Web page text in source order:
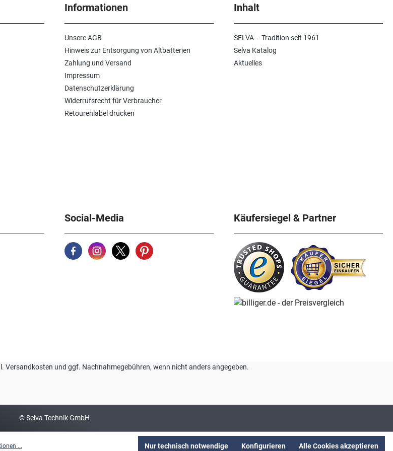
Informationen
Unsere AGB
Hinweis zur Entsorgung von Altbatterien
Zahlung und Versand
Impressum
Datenschutzerklärung
Widerrufsrecht für Verbraucher
Retourenlabel drucken
Inhalt
SELVA – Tradition seit 1961
Selva Katalog
Aktuelles
Social-Media Käufersiegel & Partner
Versandkosten und ggf. Nachnahmegebühren, wenn nicht anders angegeben.
© Selva Technik GmbH
... Nur technisch notwendige Konfigurieren Alle Cookies akzeptieren